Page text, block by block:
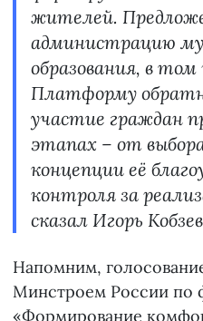
жителей.
администрацию
образования, в том
Платформу
участие граждан
этапах – от
концепции её
контроля за
сказал Игорь
Напомним,
Минстроем России по
«Формирование